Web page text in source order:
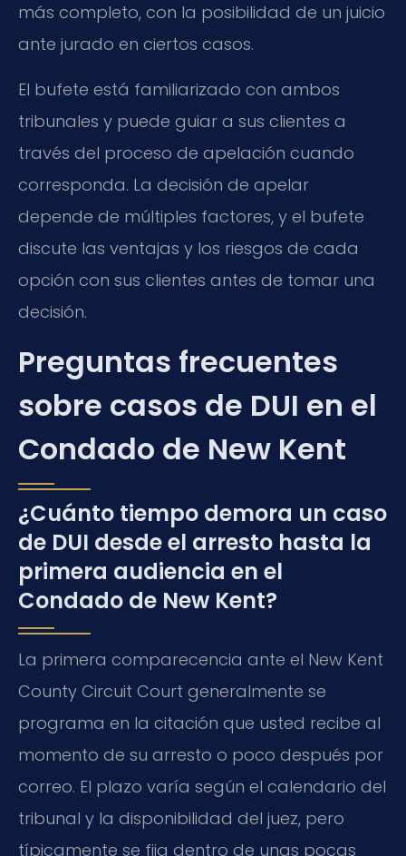
más completo, con la posibilidad de un juicio
ante jurado en ciertos casos.
El bufete está familiarizado con ambos
tribunales y puede guiar a sus clientes a
través del proceso de apelación cuando
corresponda. La decisión de apelar
depende de múltiples factores, y el bufete
discute las ventajas y los riesgos de cada
opción con sus clientes antes de tomar una
decisión.
Preguntas frecuentes
sobre casos de DUI en el
Condado de New Kent
¿Cuánto tiempo demora un caso
de DUI desde el arresto hasta la
primera audiencia en el
Condado de New Kent?
La primera comparecencia ante el New Kent
County Circuit Court generalmente se
programa en la citación que usted recibe al
momento de su arresto o poco después por
correo. El plazo varía según el calendario del
tribunal y la disponibilidad del juez, pero
típicamente se fija dentro de unas pocas